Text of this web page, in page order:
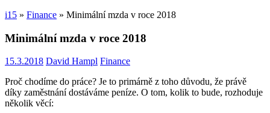
i15 » Finance » Minimální mzda v roce 2018
Minimální mzda v roce 2018
15.3.2018 David Hampl Finance
Proč chodíme do práce? Je to primárně z toho důvodu, že právě
díky zaměstnání dostáváme peníze. O tom, kolik to bude, rozhoduje
několik věcí: